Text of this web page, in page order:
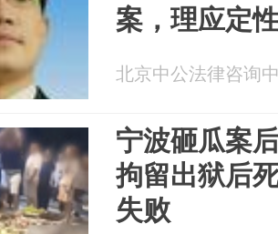
案，理应定
北京中公法律咨询
宁波砸瓜案
拘留出狱后
失败